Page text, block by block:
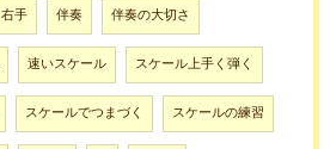
右手 伴奏 伴奏の大切さ
速いスケール スケール上手く弾く
スケールでつまづく スケールの練習